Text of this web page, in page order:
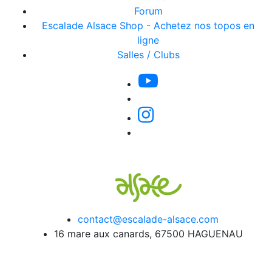
Forum
Escalade Alsace Shop - Achetez nos topos en
ligne
Salles / Clubs
contact@escalade-alsace.com
16 mare aux canards, 67500 HAGUENAU